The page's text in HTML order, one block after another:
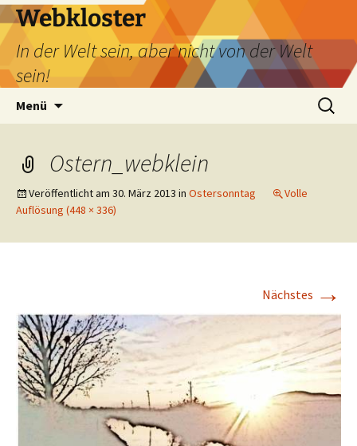
Webkloster
In der Welt sein, aber nicht von der Welt
sein!
Menü
Suchen
nach:
Ostern_webklein
Veröffentlicht am 30. März 2013 in Ostersonntag
Volle
Auflösung (448 × 336)
Nächstes →